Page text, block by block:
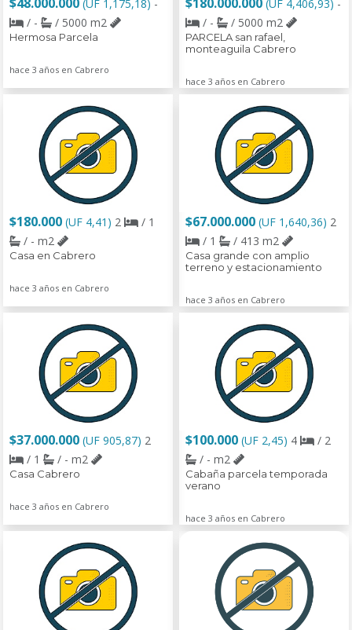
(UF 1,175,18) -
/ -
/ 5000 m2
Hermosa Parcela
hace 3 años en Cabrero
(UF 4,406,93) -
/ -
/ 5000 m2
PARCELA san rafael,
monteaguila Cabrero
hace 3 años en Cabrero
$180.000 (UF 4,41) 2
/ 1
/ - m2
Casa en Cabrero
hace 3 años en Cabrero
$67.000.000 (UF 1,640,36) 2
/ 1
/ 413 m2
Casa grande con amplio
terreno y estacionamiento
hace 3 años en Cabrero
$37.000.000 (UF 905,87) 2
/ 1
/ - m2
Casa Cabrero
hace 3 años en Cabrero
$100.000 (UF 2,45) 4
/ 2
/ - m2
Cabaña parcela temporada
verano
hace 3 años en Cabrero